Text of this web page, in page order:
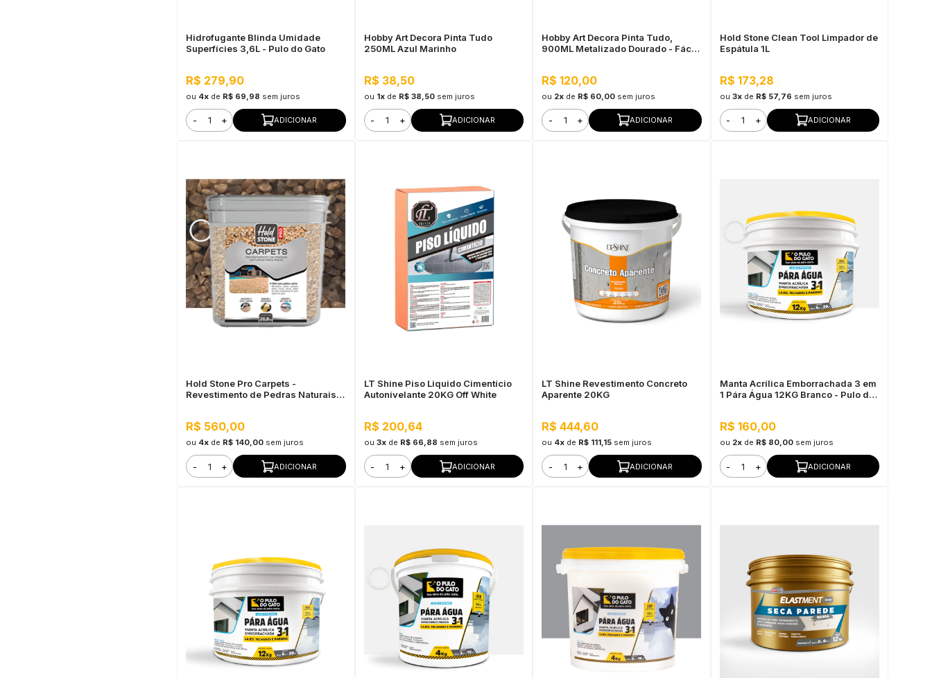
Hidrofugante Blinda Umidade
Superfícies 3,6L - Pulo do Gato
R$ 279,90
ou 4x de R$ 69,98 sem juros
- + ADICIONAR
Hobby Art Decora Pinta Tudo
250ML Azul Marinho
R$ 38,50
ou 1xde R$ 38,50 sem juros
- + ADICIONAR
Hobby Art Decora Pinta Tudo,
900ML Metalizado Dourado - Fácil
R$ 120,00
ou 2x de R$ 60,00 sem juros
- + ADICIONAR
Hold Stone Clean Tool Limpador de
Espátula 1L
R$ 173,28
ou 3xde R$ 57,76 sem juros
- + ADICIONAR
Hold Stone Pro Carpets -
Revestimento de Pedras Naturais
R$ 560,00
ou 4x de R$ 140,00 sem juros
- + ADICIONAR
LT Shine Piso Liquido Cimentício
Autonivelante 20KG Off White
R$ 200,64
ou 3xde R$ 66,88 sem juros
- + ADICIONAR
LT Shine Revestimento Concreto
Aparente 20KG
R$ 444,60
ou 4x de R$ 111,15 sem juros
- + ADICIONAR
Manta Acrílica Emborrachada 3 em
1 Pára Água 12KG Branco - Pulo do
R$ 160,00
ou 2xde R$ 80,00 sem juros
- + ADICIONAR